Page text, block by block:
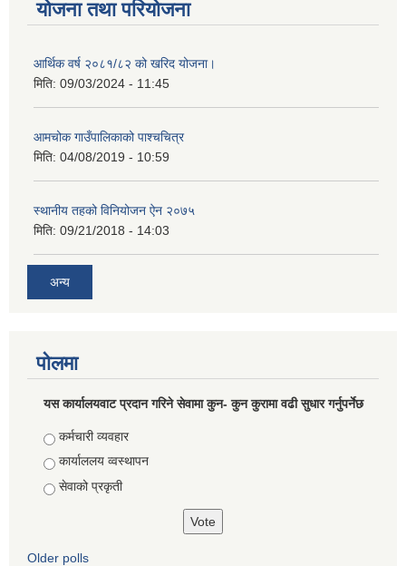
योजना तथा परियोजना
आर्थिक वर्ष २०८१/८२ को खरिद योजना।
मिति: 09/03/2024 - 11:45
आमचोक गाउँपालिकाको पाश्चचित्र
मिति: 04/08/2019 - 10:59
स्थानीय तहको विनियोजन ऐन २०७५
मिति: 09/21/2018 - 14:03
अन्य
पोलमा
यस कार्यालयवाट प्रदान गरिने सेवामा कुन- कुन कुरामा वढी सुधार गर्नुपर्नेछ
Choices
कर्मचारी व्यवहार
कार्याललय व्वस्थापन
सेवाको प्रकृती
Older polls